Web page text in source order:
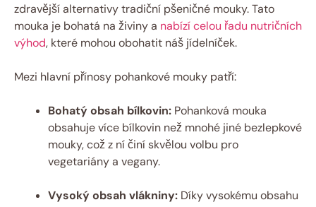
zdravější ‌alternativy tradiční pšeničné mouky. Tato
mouka je bohatá na živiny a nabízí celou řadu nutričních
výhod, které mohou obohatit náš​ jídelníček.
Mezi hlavní přínosy ⁣pohankové mouky patří:
Bohatý obsah⁤ bílkovin: Pohanková⁣ mouka
obsahuje více bílkovin než mnohé jiné bezlepkové
mouky, což z​ ní činí ​skvělou volbu ⁣pro
vegetariány a vegany.
Vysoký obsah ​vlákniny: Díky vysokému obsahu